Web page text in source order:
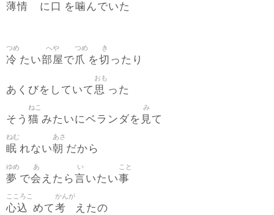
薄情 に口 を噛んでいた
冷
つめ
たい部屋
へや
で爪
つめ
を切
き
ったり
あくびをしていて 思
おも
った
そう 猫
ねこ
みたいにベランダを 見
み
て
眠
ねむ
れない朝
あさ
だから
夢
ゆめ
で会
あ
えたら言
い
いたい事
こと
心込
こころこ
めて考
かんが
えたの